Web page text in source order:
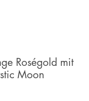
Roségold mit
Moon